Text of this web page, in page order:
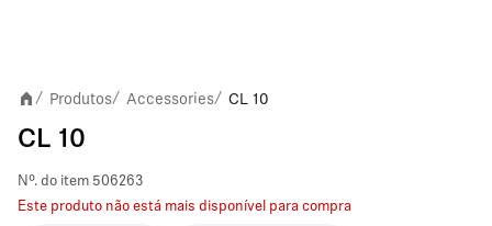
/ Produtos/ Accessories/ CL 10
CL 10
Nº. do item 506263
Este produto não está mais disponível para compra